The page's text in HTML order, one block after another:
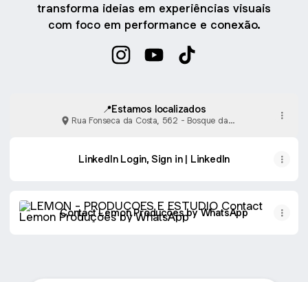
transforma ideias em experiências visuais
com foco em performance e conexão.
📍Estamos localizados
Rua Fonseca da Costa, 562 - Bosque da
LinkedIn Login, Sign in | LinkedIn
Contact Lemon Produções by WhatsApp